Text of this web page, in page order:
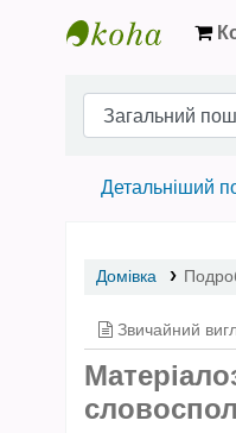
Детальніший
Домівка
Звичайний